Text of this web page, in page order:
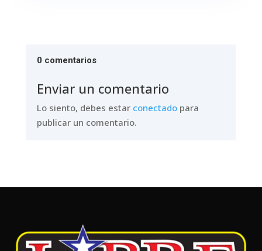
0 comentarios
Enviar un comentario
Lo siento, debes estar conectadopara
publicar un comentario.